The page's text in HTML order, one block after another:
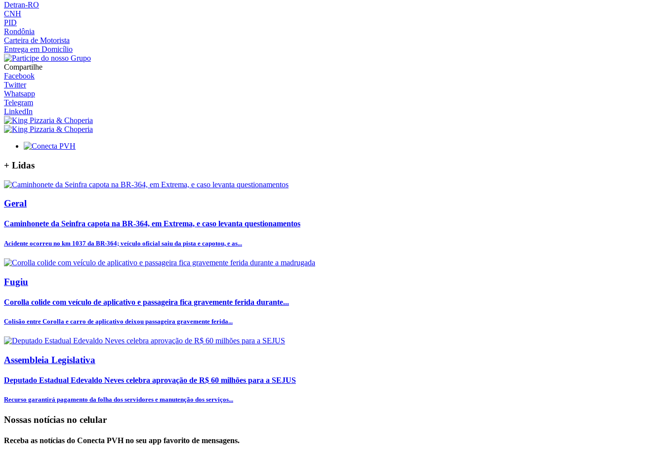
Detran-RO
CNH
PID
Rondônia
Carteira de Motorista
Entrega em Domicílio
Compartilhe
Facebook
Twitter
Whatsapp
Telegram
LinkedIn
+ Lidas
Geral
Caminhonete da Seinfra capota na BR-364, em Extrema, e caso levanta questionamentos
Acidente ocorreu no km 1037 da BR-364; veículo oficial saiu da pista e capotou, e as...
Fugiu
Corolla colide com veículo de aplicativo e passageira fica gravemente ferida durante...
Colisão entre Corolla e carro de aplicativo deixou passageira gravemente ferida...
Assembleia Legislativa
Deputado Estadual Edevaldo Neves celebra aprovação de R$ 60 milhões para a SEJUS
Recurso garantirá pagamento da folha dos servidores e manutenção dos serviços...
Nossas notícias no celular
Receba as notícias do Conecta PVH no seu app favorito de mensagens.